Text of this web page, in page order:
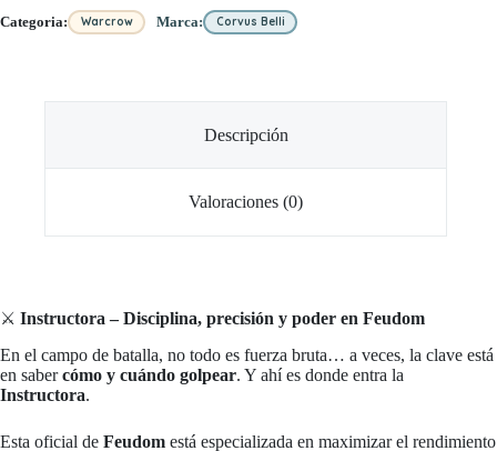
Categoria: Warcrow Marca: Corvus Belli
Descripción
Valoraciones (0)
⚔️ Instructora – Disciplina, precisión y poder en Feudom
En el campo de batalla, no todo es fuerza bruta… a veces, la clave está
en sabercómo y cuándo golpear. Y ahí es donde entra la
Instructora.
Esta oficial de Feudom está especializada en maximizar el rendimiento